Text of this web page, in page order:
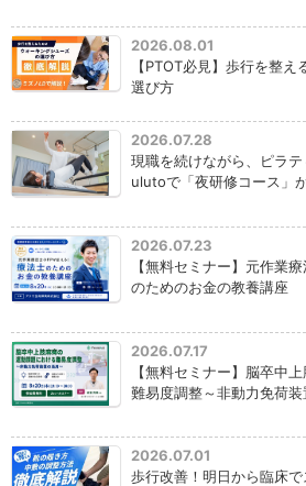
2026.08.01
【PTOT必見】歩行を整
選び方
2026.07.28
現職を続けながら、ピラ
ulutoで「夜研修コース」
2026.07.23
【無料セミナー】元作業
のためのお金の教養講座
2026.07.17
【無料セミナー】脳卒中
難易度調整～非動力免荷装
2026.07.01
歩行改善！明日から臨床